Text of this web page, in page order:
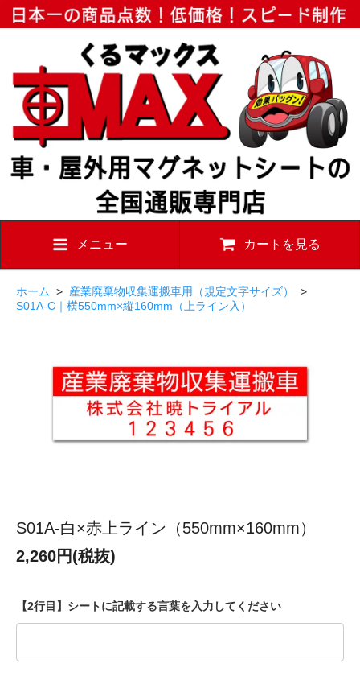
メニュー カートを見る
ホーム > 産業廃棄物収集運搬車用（規定文字サイズ）
>
S01A-C｜横550mm×縦160mm（上ライン入）
S01A-白×赤上ライン（550mm×160mm）
2,260円(税抜)
【2行目】シートに記載する言葉を入力してください